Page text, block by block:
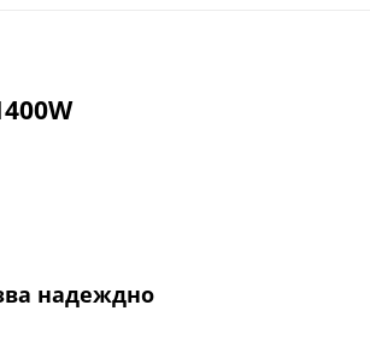
надеждно